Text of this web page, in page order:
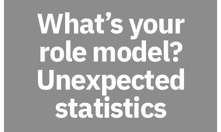
What’s your
role model?
Unexpected
statistics